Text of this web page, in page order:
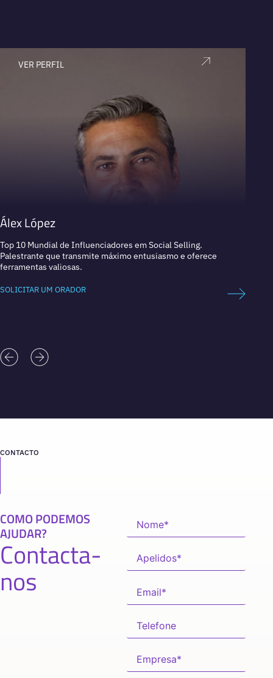
VER PERFIL
Álex López
Top 10 Mundial de Influenciadores em Social Selling.
Palestrante que transmite máximo entusiasmo e oferece
ferramentas valiosas.
SOLICITAR UM ORADOR
CONTACTO
COMO PODEMOS
AJUDAR?
Contacta-
nos